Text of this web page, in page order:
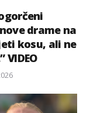
drame na
kosu, ali ne
VIDEO